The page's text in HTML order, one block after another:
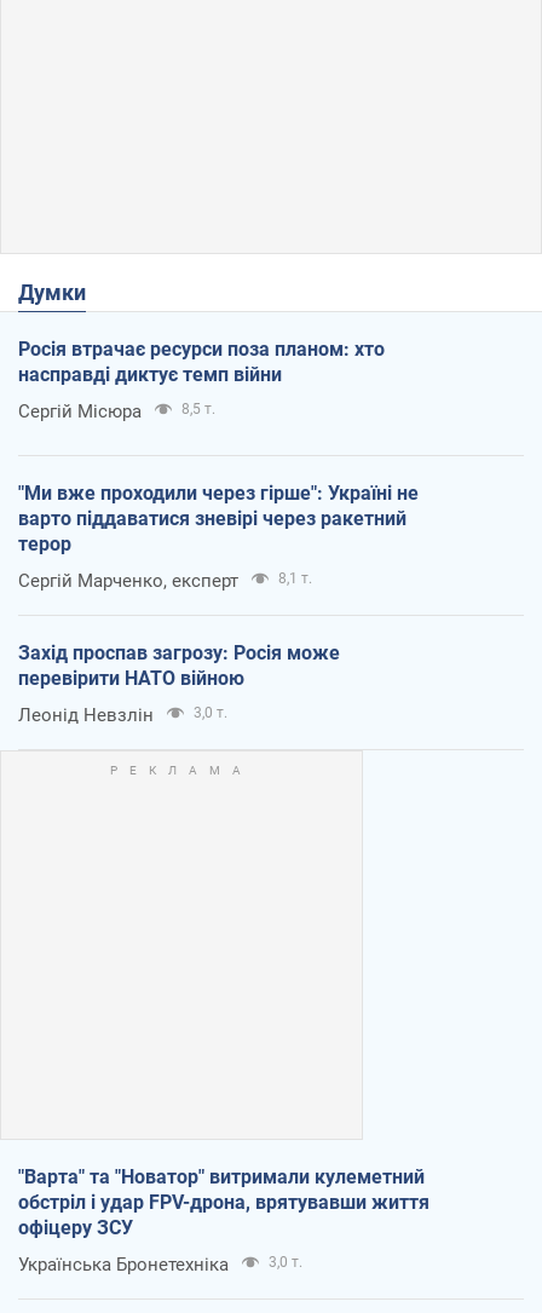
Думки
Росія втрачає ресурси поза планом: хто
насправді диктує темп війни
Сергій Місюра 8,5 т.
"Ми вже проходили через гірше": Україні не
варто піддаватися зневірі через ракетний
терор
Сергій Марченко, експерт 8,1 т.
Захід проспав загрозу: Росія може
перевірити НАТО війною
Леонід Невзлін 3,0 т.
"Варта" та "Новатор" витримали кулеметний
обстріл і удар FPV-дрона, врятувавши життя
офіцеру ЗСУ
Українська Бронетехніка 3,0 т.